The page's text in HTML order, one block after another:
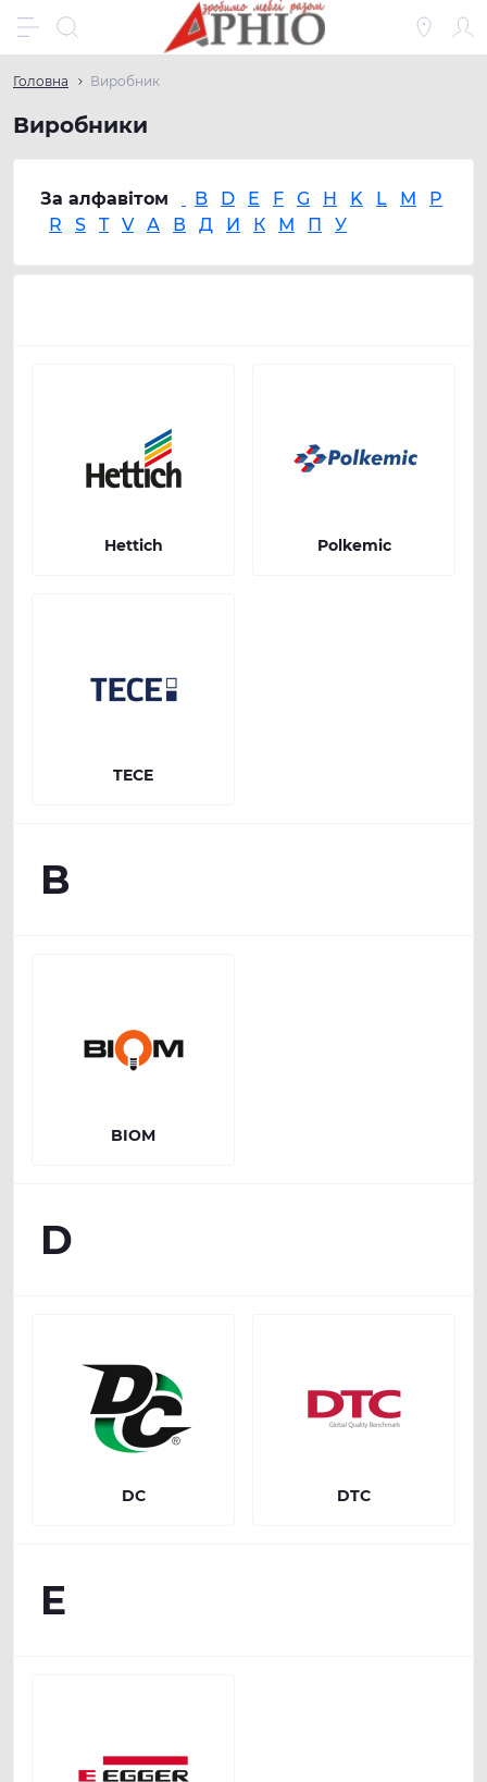
Головна Виробник
Виробники
За алфавітом B D E F G H K L M
P
R
S T V А В Д И К М П У
Hettich Polkemic
TECE
B
BIOM
D
DC DTC
E